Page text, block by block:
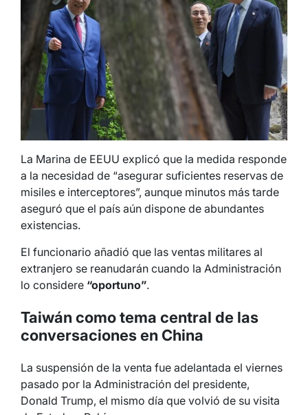
La Marina de EEUU explicó que la medida responde
a la necesidad de “asegurar suficientes reservas de
misiles e interceptores”, aunque minutos más tarde
aseguró que el país aún dispone de abundantes
existencias.
El funcionario añadió que las ventas militares al
extranjero se reanudarán cuando la Administración
lo considere “oportuno”.
Taiwán como tema central de las
conversaciones en China
La suspensión de la venta fue adelantada el viernes
pasado por la Administración del presidente,
Donald Trump, el mismo día que volvió de su visita